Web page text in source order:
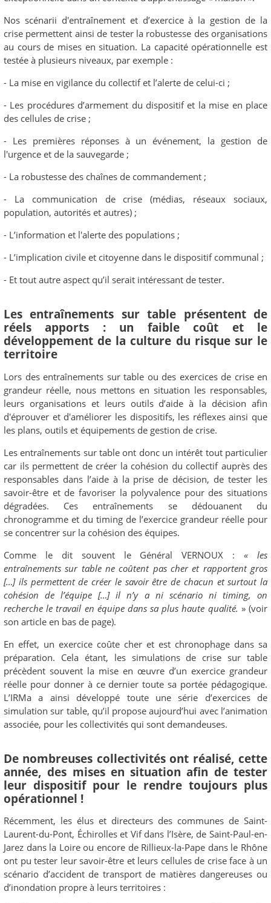
Nos scénarii d'entraînement et d’exercice à la gestion de la
crise permettent ainsi de tester la robustesse des organisations
au cours de mises en situation. La capacité opérationnelle est
testée à plusieurs niveaux, par exemple :
- La mise en vigilance du collectif et l’alerte de celui-ci ;
- Les procédures d’armement du dispositif et la mise en place
des cellules de crise ;
- Les premières réponses à un événement, la gestion de
l'urgence et de la sauvegarde ;
- La robustesse des chaînes de commandement ;
- La communication de crise (médias, réseaux sociaux,
population, autorités et autres) ;
- L’information et l'alerte des populations ;
- L’implication civile et citoyenne dans le dispositif communal ;
- Et tout autre aspect qu’il serait intéressant de tester.
Les entraînements sur table présentent de
réels apports : un faible coût et le
développement de la culture du risque sur le
territoire
Lors des entraînements sur table ou des exercices de crise en
grandeur réelle, nous mettons en situation les responsables,
leurs organisations et leurs outils d’aide à la décision afin
d'éprouver et d'améliorer les dispositifs, les réflexes ainsi que
les plans, outils et équipements de gestion de crise.
Les entraînements sur table ont donc un intérêt tout particulier
car ils permettent de créer la cohésion du collectif auprès des
responsables dans l’aide à la prise de décision, de tester les
savoir-être et de favoriser la polyvalence pour des situations
dégradées. Ces entraînements se dédouanent du
chronogramme et du timing de l’exercice grandeur réelle pour
se concentrer sur la cohésion des équipes.
Comme le dit souvent le Général VERNOUX :«les
entraînements sur table ne coûtent pas cher et rapportent gros
[…] ils permettent de créer le savoir être de chacun et surtout la
cohésion de l’équipe […] il n’y a ni scénario ni timing, on
recherche le travail en équipe dans sa plus haute qualité. » (voir
son article en bas de page).
En effet, un exercice coûte cher et est chronophage dans sa
préparation. Cela étant, les simulations de crise sur table
précèdent souvent la mise en œuvre d’un exercice grandeur
réelle pour donner à ce dernier toute sa portée pédagogique.
L’IRMa a ainsi développé toute une série d’exercices de
simulation sur table, qu’il propose aujourd’hui avec l’animation
associée, pour les collectivités qui sont demandeuses.
De nombreuses collectivités ont réalisé, cette
année, des mises en situation afin de tester
leur dispositif pour le rendre toujours plus
opérationnel !
Récemment, les élus et directeurs des communes de Saint-
Laurent-du-Pont, Échirolles et Vif dans l’Isère, de Saint-Paul-en-
Jarez dans la Loire ou encore de Rillieux-la-Pape dans le Rhône
ont pu tester leur savoir-être et leurs cellules de crise face à un
scénario d’accident de transport de matières dangereuses ou
d’inondation propre à leurs territoires :